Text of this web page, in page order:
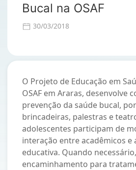
Bucal na OSAF
30/03/2018
O Projeto de Educação em
OSAF em Araras, desenvolve
prevenção da saúde bucal,
brincadeiras, palestras e
adolescentes participam de
interação entre acadêmicos e
educativa. Quando
encaminhamento para